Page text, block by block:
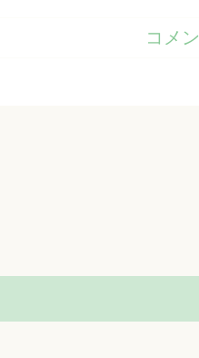
コメ